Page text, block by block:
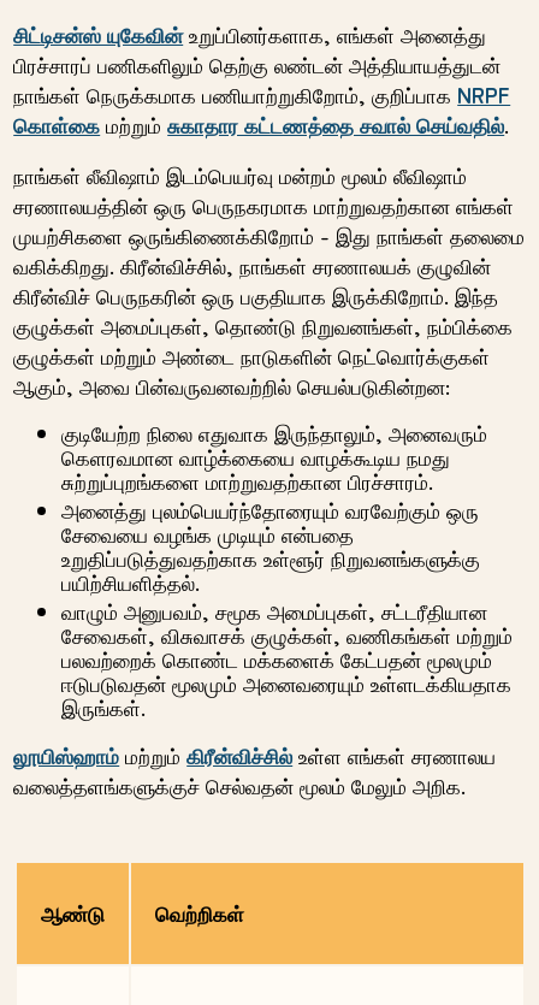
சிட்டிசன்ஸ் யுகேவின்உறுப்பினர்களாக, எங்கள் அனைத்து
பிரச்சாரப் பணிகளிலும் தெற்கு லண்டன் அத்தியாயத்துடன்
நாங்கள் நெருக்கமாக பணியாற்றுகிறோம், குறிப்பாக NRPF
கொள்கை மற்றும்சுகாதார கட்டணத்தை சவால் செய்வதில்.
நாங்கள் லீவிஷாம் இடம்பெயர்வு மன்றம் மூலம் லீவிஷாம்
சரணாலயத்தின் ஒரு பெருநகரமாக மாற்றுவதற்கான எங்கள்
முயற்சிகளை ஒருங்கிணைக்கிறோம் - இது நாங்கள் தலைமை
வகிக்கிறது. கிரீன்விச்சில், நாங்கள் சரணாலயக் குழுவின்
கிரீன்விச் பெருநகரின் ஒரு பகுதியாக இருக்கிறோம். இந்த
குழுக்கள் அமைப்புகள், தொண்டு நிறுவனங்கள், நம்பிக்கை
குழுக்கள் மற்றும் அண்டை நாடுகளின் நெட்வொர்க்குகள்
ஆகும், அவை பின்வருவனவற்றில் செயல்படுகின்றன:
குடியேற்ற நிலை எதுவாக இருந்தாலும், அனைவரும்
கெளரவமான வாழ்க்கையை வாழக்கூடிய நமது
சுற்றுப்புறங்களை மாற்றுவதற்கான பிரச்சாரம்.
அனைத்து புலம்பெயர்ந்தோரையும் வரவேற்கும் ஒரு
சேவையை வழங்க முடியும் என்பதை
உறுதிப்படுத்துவதற்காக உள்ளூர் நிறுவனங்களுக்கு
பயிற்சியளித்தல்.
வாழும் அனுபவம், சமூக அமைப்புகள், சட்டரீதியான
சேவைகள், விசுவாசக் குழுக்கள், வணிகங்கள் மற்றும்
பலவற்றைக் கொண்ட மக்களைக் கேட்பதன் மூலமும்
ஈடுபடுவதன் மூலமும் அனைவரையும் உள்ளடக்கியதாக
இருங்கள்.
லூயிஸ்ஹாம் மற்றும்கிரீன்விச்சில் உள்ள எங்கள் சரணாலய
வலைத்தளங்களுக்குச் செல்வதன் மூலம் மேலும் அறிக.
ஆண்டு வெற்றிகள்